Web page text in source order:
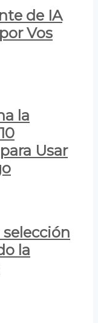
de IA
Vos
la
Usar
selección
la